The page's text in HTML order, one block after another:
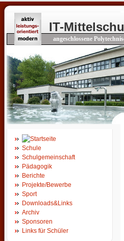
IT-
angeschlossene
Schule
Schulgemeinschaft
Pädagogik
Berichte
Projekte/Bewerbe
Sport
Downloads&Links
Archiv
Sponsoren
Links für Schüler